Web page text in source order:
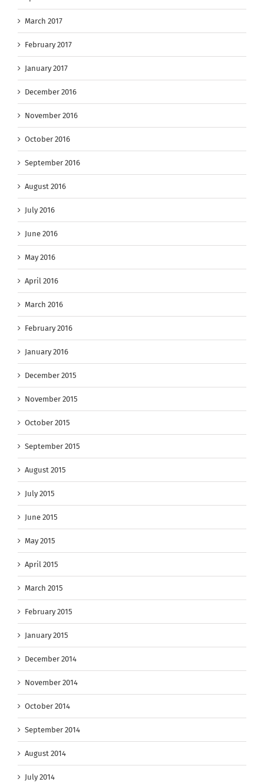
March 2017
February 2017
January 2017
December 2016
November 2016
October 2016
September 2016
August 2016
July 2016
June 2016
May 2016
April 2016
March 2016
February 2016
January 2016
December 2015
November 2015
October 2015
September 2015
August 2015
July 2015
June 2015
May 2015
April 2015
March 2015
February 2015
January 2015
December 2014
November 2014
October 2014
September 2014
August 2014
July 2014